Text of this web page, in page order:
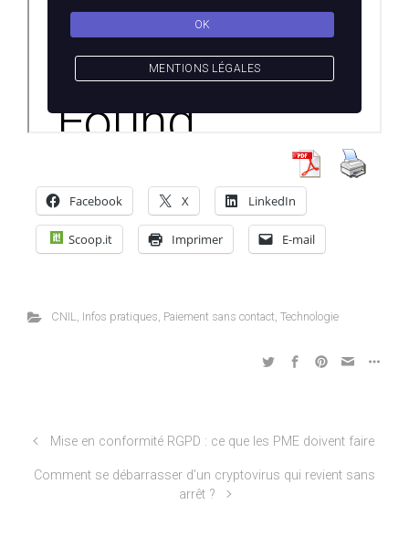
Facebook X LinkedIn
Scoop.it Imprimer E-mail
CNIL, Infos pratiques, Paiement sans contact, Technologie
Mise en conformité RGPD : ce que les PME doivent faire
Comment se débarrasser d’un cryptovirus qui revient sans
arrêt ?